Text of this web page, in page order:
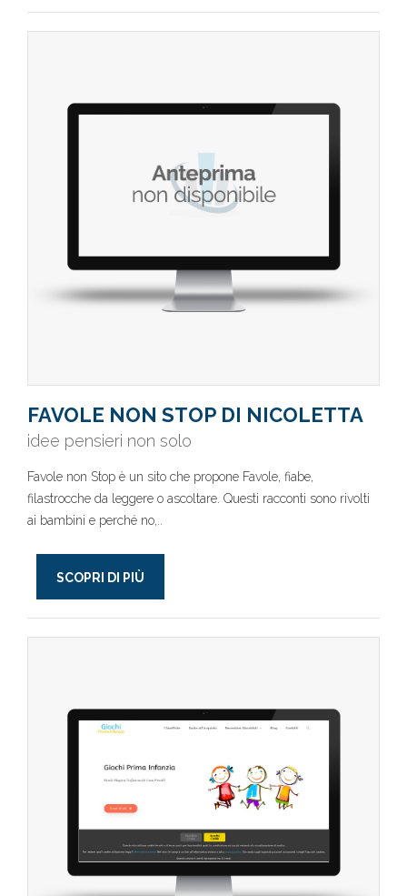
FAVOLE NON STOP DI NICOLETTA
idee pensieri non solo
Favole non Stop è un sito che propone Favole, fiabe,
filastrocche da leggere o ascoltare. Questi racconti sono rivolti
ai bambini e perché no,..
SCOPRI DI PIÙ